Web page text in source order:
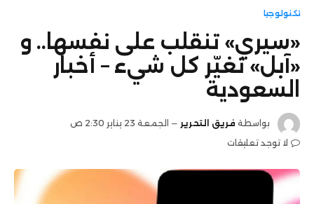
تكنولوجيا
«سيري» تنقلب على نفسها.. و
«آبل» تغيّر كل شيء – أخبار
السعودية
بواسطة فريق التحرير
الجمعة 23 يناير 2:30 ص
لا توجد تعليقات